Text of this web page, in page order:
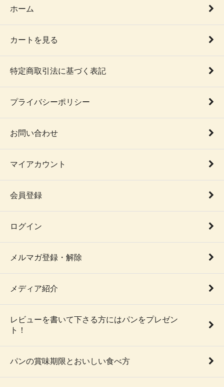
ホーム
カートを見る
特定商取引法に基づく表記
プライバシーポリシー
お問い合わせ
マイアカウント
会員登録
ログイン
メルマガ登録・解除
メディア紹介
レビューを書いて下さる方にはパンをプレゼン
ト！
パンの賞味期限とおいしい食べ方